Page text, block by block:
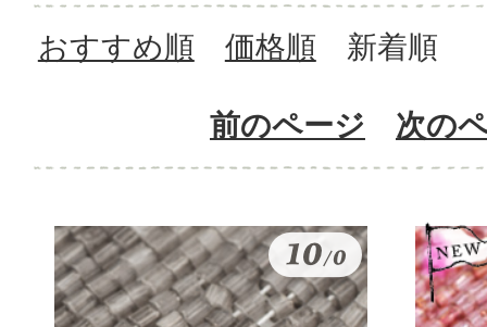
おすすめ順 価格順 新着順
前のページ 次の